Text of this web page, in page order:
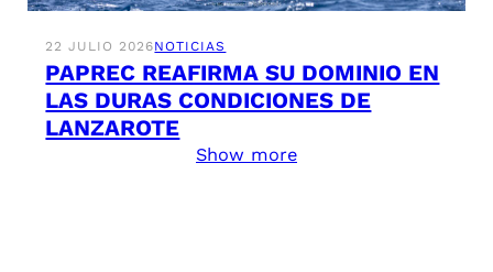
22 JULIO 2026NOTICIAS
PAPREC REAFIRMA SU DOMINIO EN
LAS DURAS CONDICIONES DE
LANZAROTE
Show more